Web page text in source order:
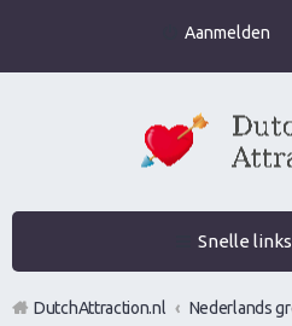
Aanmelden
Snelle links
DutchAttraction.nl